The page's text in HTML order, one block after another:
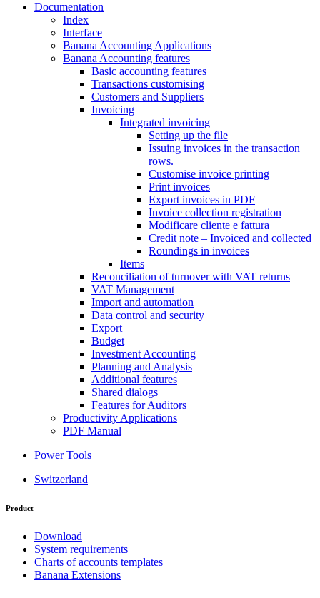
Documentation
Index
Interface
Banana Accounting Applications
Banana Accounting features
Basic accounting features
Transactions customising
Customers and Suppliers
Invoicing
Integrated invoicing
Setting up the file
Issuing invoices in the transaction
rows.
Customise invoice printing
Print invoices
Export invoices in PDF
Invoice collection registration
Modificare cliente e fattura
Credit note – Invoiced and collected
Roundings in invoices
Items
Reconciliation of turnover with VAT returns
VAT Management
Import and automation
Data control and security
Export
Budget
Investment Accounting
Planning and Analysis
Additional features
Shared dialogs
Features for Auditors
Productivity Applications
PDF Manual
Power Tools
Switzerland
Product
Download
System requirements
Charts of accounts templates
Banana Extensions